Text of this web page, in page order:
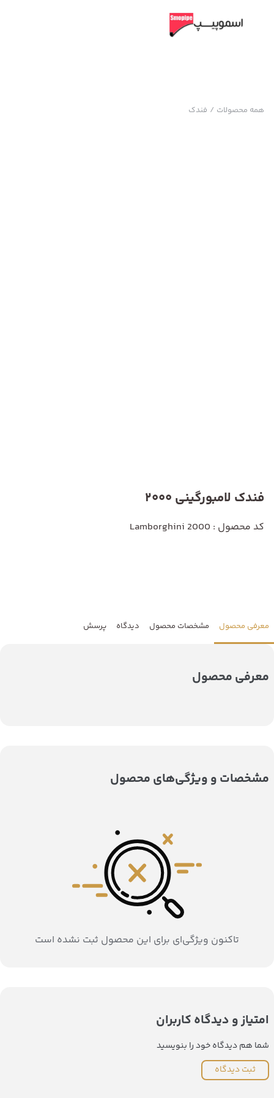
همه محصولات / فندک
فندک لامبورگینی 2000
کد محصول : Lamborghini 2000
معرفی محصول مشخصات محصول دیدگاه پرسش
معرفی محصول
مشخصات و ویژگی‌های محصول
تاکنون ویژگی‌ای برای این محصول ثبت نشده است
امتیاز و دیدگاه کاربران
شما هم دیدگاه خود را بنویسید
ثبت دیدگاه